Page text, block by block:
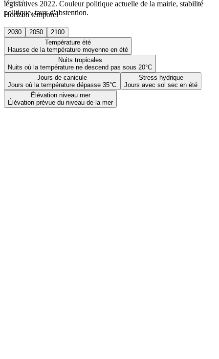
Horizon temporel
2030 2050
2100
Température été
Hausse de la température moyenne en été
Nuits tropicales
Nuits où la température ne descend pas sous 20°C
Jours de canicule
Jours où la température dépasse 35°C
Stress hydrique
Jours avec sol sec en été
Élévation niveau mer
Élévation prévue du niveau de la mer
législatives 2022. Couleur politique actuelle de la mairie, stabilité
politique, taux d'abstention.